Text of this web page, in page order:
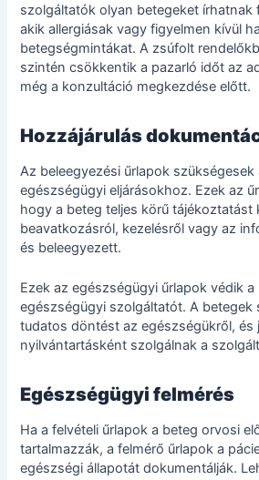
szolgáltatók olyan betegeket írhatnak
akik allergiásak vagy figyelmen kívül
betegségmintákat. A zsúfolt
szintén csökkentik a pazarló időt az
még a konzultáció megkezdése előtt.
Hozzájárulás
Az beleegyezési űrlapok szükségesek
egészségügyi eljárásokhoz. Ezek az
hogy a beteg teljes körű tájékoztatást
beavatkozásról, kezelésről vagy az
és beleegyezett.
Ezek az egészségügyi űrlapok védik
egészségügyi szolgáltatót. A betegek
tudatos döntést az egészségükről, és
nyilvántartásként szolgálnak a
Egészségügyi felmérés
Ha a felvételi űrlapok a beteg orvosi
tartalmazzák, a felmérő űrlapok a
egészségi állapotát dokumentálják.